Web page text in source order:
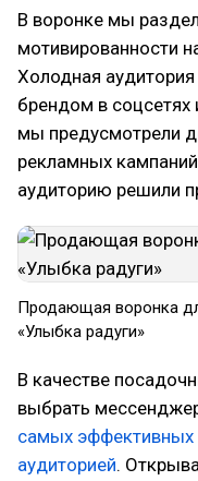
В воронке мы
мотивированности
Холодная
брендом в соцсетях
мы предусмотрели
рекламных
аудиторию решили
Продающая воронка
«Улыбка радуги»
В качестве
выбрать
самых эффективных
аудиторией.